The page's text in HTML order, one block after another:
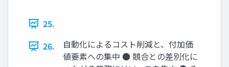
25.
26.
自動化によるコスト削減と、付加価
値要素への集中 ● 競合との差別化に